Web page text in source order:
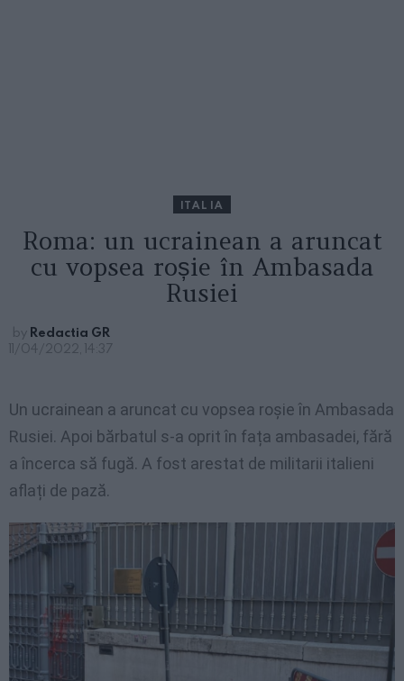
ITALIA
Roma: un ucrainean a aruncat
cu vopsea roșie în Ambasada
Rusiei
by Redactia GR
11/04/2022, 14:37
Un ucrainean a aruncat cu vopsea roșie în Ambasada
Rusiei. Apoi bărbatul s-a oprit în fața ambasadei, fără
a încerca să fugă. A fost arestat de militarii italieni
aflați de pază.